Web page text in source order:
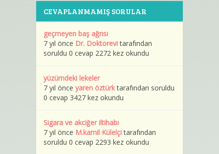
CEVAPLANMAMIŞ SORULAR
geçmeyen baş ağrısı
7 yıl önce Dr. Doktorevitarafından
soruldu 0 cevap 2272 kez okundu
yüzümdeki lekeler
7 yıl önce yaren öztürktarafından soruldu
0 cevap 3427 kez okundu
Sigara ve akciğer iltihabı
7 yıl önce M.kamil Külelçitarafından
soruldu 0 cevap 2293 kez okundu